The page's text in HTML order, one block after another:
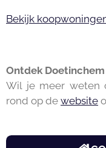
Bekijk
Ontdek Doetinchem
Wil je meer weten
rond op de website